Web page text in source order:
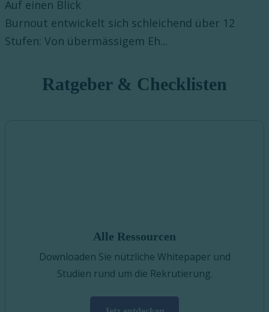
Auf einen Blick
Burnout entwickelt sich schleichend über 12
Stufen: Von übermässigem Eh...
Ratgeber & Checklisten
Alle Ressourcen
Downloaden Sie nützliche Whitepaper und
Studien rund um die Rekrutierung.